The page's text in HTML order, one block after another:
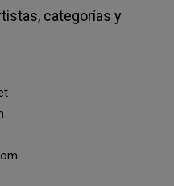
categorías y